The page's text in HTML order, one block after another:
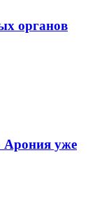
органов
Арония уже